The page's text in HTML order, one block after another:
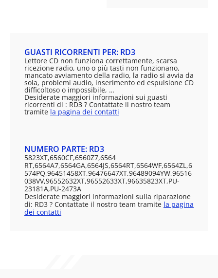
GUASTI RICORRENTI PER: RD3
Lettore CD non funziona correttamente, scarsa
ricezione radio, uno o più tasti non funzionano,
mancato avviamento della radio, la radio si avvia da
sola, problemi audio, inserimento ed espulsione CD
difficoltoso o impossibile, …
Desiderate maggiori informazioni sui guasti
ricorrenti di : RD3 ? Contattate il nostro team
tramite la pagina dei contatti
NUMERO PARTE: RD3
5823XT,6560CF,6560Z7,6564
RT,6564A7,6564GA,6564JS,6564RT,6564WF,6564ZL,6
574PQ,96451458XT,96476647XT,96489094YW,96516
038VV,96552632XT,96552633XT,96635823XT,PU-
23181A,PU-2473A
Desiderate maggiori informazioni sulla riparazione
di: RD3 ? Contattate il nostro team tramite la pagina
dei contatti